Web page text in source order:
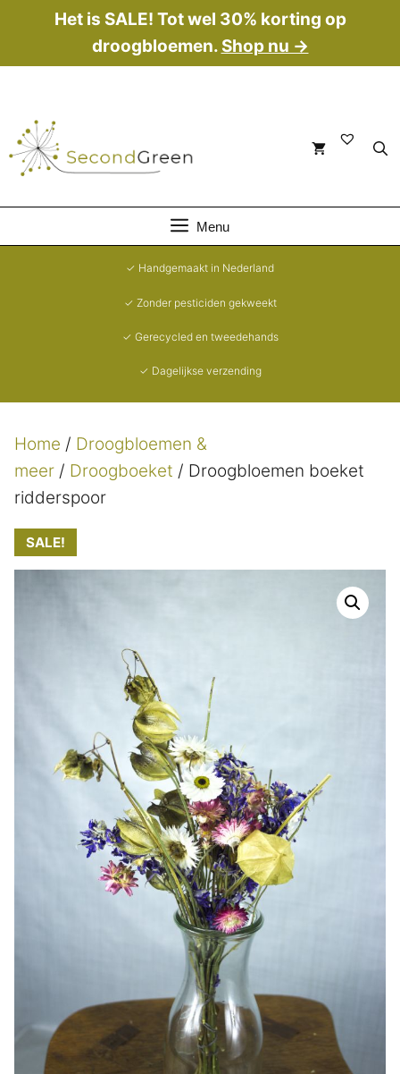
de
Het is SALE! Tot wel 30% korting op
droogbloemen. Shop nu →
Menu
✓ Handgemaakt in Nederland
✓ Zonder pesticiden gekweekt
✓ Gerecycled en tweedehands
✓ Dagelijkse verzending
Home / Droogbloemen &
meer / Droogboeket / Droogbloemen boeket
ridderspoor
SALE!